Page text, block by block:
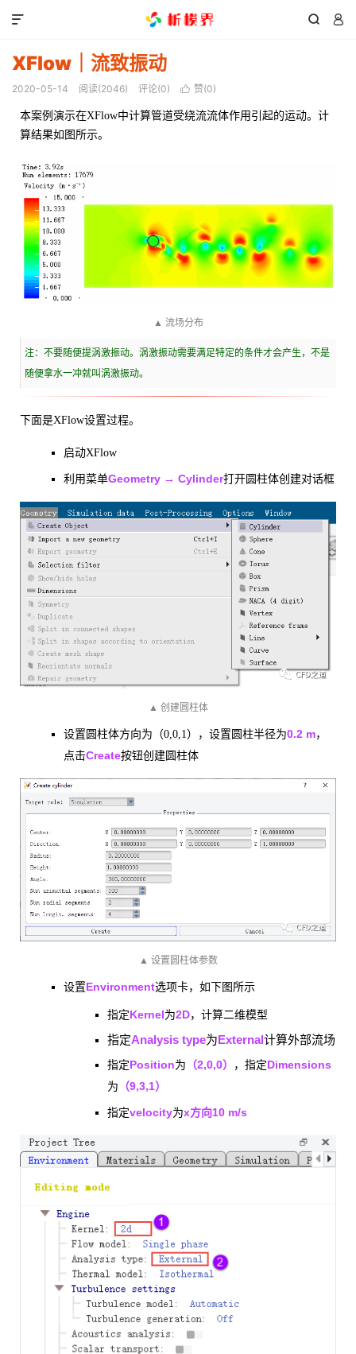
 

XFlow｜流致振动
2020-05-14 阅读(2046) 评论(0)  赞(0)
本案例演示在XFlow中计算管道受绕流流体作用引起的运动。计
算结果如图所示。
▲ 流场分布
注：不要随便提涡激振动。涡激振动需要满足特定的条件才会产生，不是
随便拿水一冲就叫涡激振动。
下面是XFlow设置过程。
启动XFlow
利用菜单Geometry → Cylinder打开圆柱体创建对话框
▲ 创建圆柱体
设置圆柱体方向为（0,0,1），设置圆柱半径为0.2 m，
点击Create按钮创建圆柱体
▲ 设置圆柱体参数
设置Environment选项卡，如下图所示
指定Kernel为2D，计算二维模型
指定Analysis type为External计算外部流场
指定Position为 （2,0,0） ，指定Dimensions
为 （9,3,1）
指定velocity为x方向10 m/s